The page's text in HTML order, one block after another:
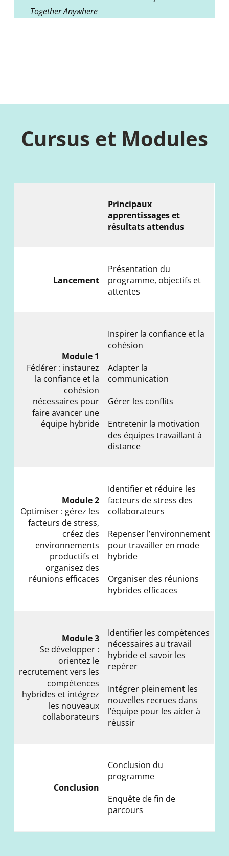
Together Anywhere
Cursus et Modules
Principaux
apprentissages et
résultats attendus
Lancement
Présentation du
programme, objectifs et
attentes
Module 1
Fédérer : instaurez
la confiance et la
cohésion
nécessaires pour
faire avancer une
équipe hybride
Inspirer la confiance et la
cohésion
Adapter la
communication
Gérer les conflits
Entretenir la motivation
des équipes travaillant à
distance
Module 2
Optimiser : gérez les
facteurs de stress,
créez des
environnements
productifs et
organisez des
réunions efficaces
Identifier et réduire les
facteurs de stress des
collaborateurs
Repenser l’environnement
pour travailler en mode
hybride
Organiser des réunions
hybrides efficaces
Module 3
Se développer :
orientez le
recrutement vers les
compétences
hybrides et intégrez
les nouveaux
collaborateurs
Identifier les compétences
nécessaires au travail
hybride et savoir les
repérer
Intégrer pleinement les
nouvelles recrues dans
l’équipe pour les aider à
réussir
Conclusion
Conclusion du
programme
Enquête de fin de
parcours